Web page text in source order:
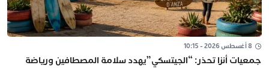
8 أغسطس 2026 - 10:15
جمعيات أنزا تحذر: “الجيتسكي”يهدد سلامة المصطافين ورياضة